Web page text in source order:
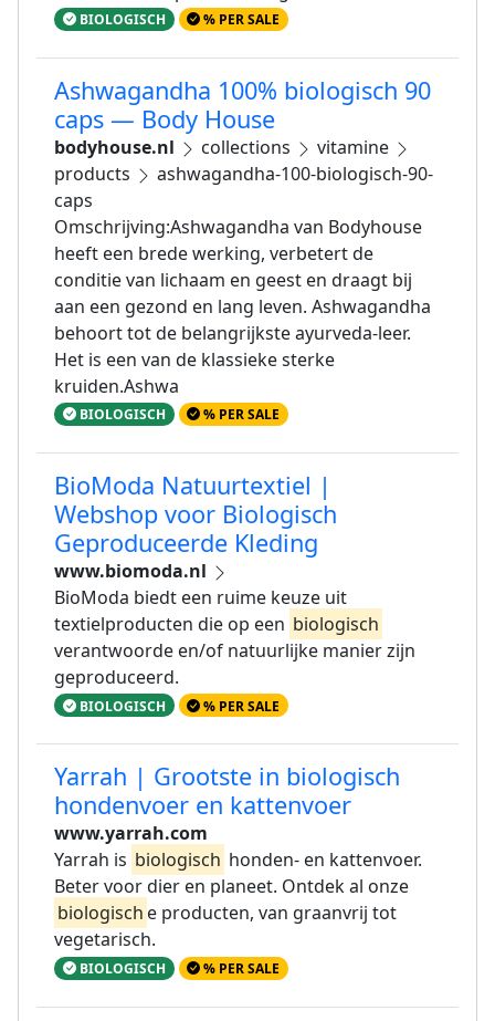
BIOLOGISCH % PER SALE
Ashwagandha 100% biologisch 90
caps — Body House
bodyhouse.nl collections
vitamine
products
ashwagandha-100-biologisch-90-
caps
Omschrijving:Ashwagandha van Bodyhouse
heeft een brede werking, verbetert de
conditie van lichaam en geest en draagt bij
aan een gezond en lang leven. Ashwagandha
behoort tot de belangrijkste ayurveda-leer.
Het is een van de klassieke sterke
kruiden.Ashwa
BIOLOGISCH % PER SALE
BioModa Natuurtextiel |
Webshop voor Biologisch
Geproduceerde Kleding
www.biomoda.nl
BioModa biedt een ruime keuze uit
textielproducten die op een biologisch
verantwoorde en/of natuurlijke manier zijn
geproduceerd.
BIOLOGISCH % PER SALE
Yarrah | Grootste in biologisch
hondenvoer en kattenvoer
www.yarrah.com
Yarrah is biologisch honden- en kattenvoer.
Beter voor dier en planeet. Ontdek al onze
biologisch e producten, van graanvrij tot
vegetarisch.
BIOLOGISCH % PER SALE